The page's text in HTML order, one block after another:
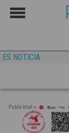
ES NOTICIA
Publicidad